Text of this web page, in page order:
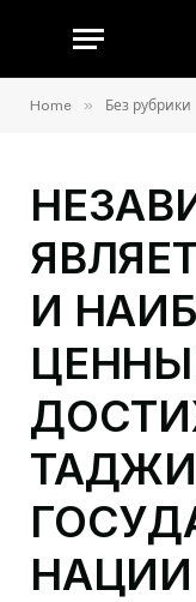
Home » Без рубрики
И
НАЦИИ